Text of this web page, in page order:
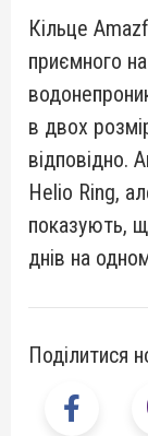
Кільце
приємного
в двох
відповідно.
Helio Ring,
показують,
днів на
Поділитися